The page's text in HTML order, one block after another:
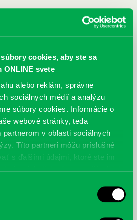
cookies, aby ste sa
ONLINE svete
alebo reklám, správne
sociálnych médií a analýzu
súbory cookies. Informácie o
webové stránky, teda
partnerom v oblasti sociálnych
Títo partneri môžu príslušné
s ďalšími údajmi, ktoré ste im
vás získali, keď ste používali ich